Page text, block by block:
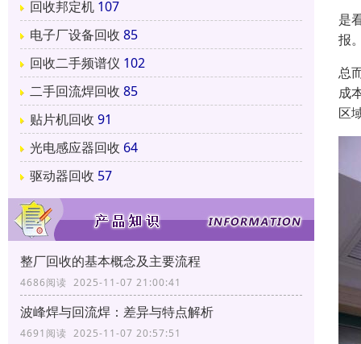
回收邦定机 107
电子厂设备回收 85
回收二手频谱仪 102
二手回流焊回收 85
贴片机回收 91
光电感应器回收 64
驱动器回收 57
整厂回收的基本概念及主要流程
4686阅读 2025-11-07 21:00:41
波峰焊与回流焊：差异与特点解析
4691阅读 2025-11-07 20:57:51
是
报
总
成
区